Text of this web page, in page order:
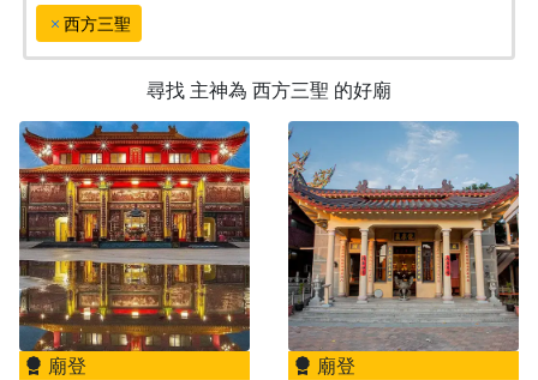
西方三聖
尋找 主神為 西方三聖 的好廟
廟登 廟登